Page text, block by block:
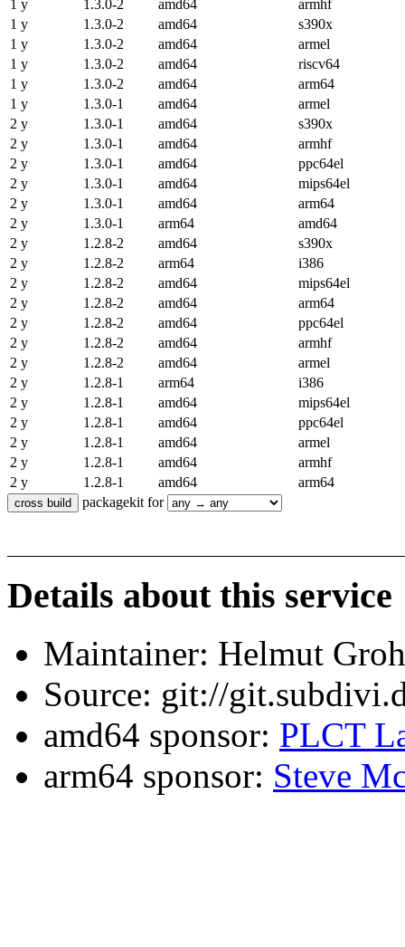
1 y
1.3.0-2 amd64
armhf
1 y
1.3.0-2 amd64
s390x
1 y
1.3.0-2 amd64
armel
1 y
1.3.0-2 amd64
riscv64
1 y
1.3.0-2 amd64
arm64
1 y
1.3.0-1 amd64
armel
2 y
1.3.0-1 amd64
s390x
2 y
1.3.0-1 amd64
armhf
2 y
1.3.0-1 amd64
ppc64el
2 y
1.3.0-1 amd64
mips64el
2 y
1.3.0-1 amd64
arm64
2 y
1.3.0-1 arm64
amd64
2 y
1.2.8-2 amd64
s390x
2 y
1.2.8-2 arm64
i386
2 y
1.2.8-2 amd64
mips64el
2 y
1.2.8-2 amd64
arm64
2 y
1.2.8-2 amd64
ppc64el
2 y
1.2.8-2 amd64
armhf
2 y
1.2.8-2 amd64
armel
2 y
1.2.8-1 arm64
i386
2 y
1.2.8-1 amd64
mips64el
2 y
1.2.8-1 amd64
ppc64el
2 y
1.2.8-1 amd64
armel
2 y
1.2.8-1 amd64
armhf
2 y
1.2.8-1 amd64
arm64
packagekit for
Details about this service
Maintainer: Helmut
Source: git://
amd64 sponsor: PLCT
arm64 sponsor: Steve